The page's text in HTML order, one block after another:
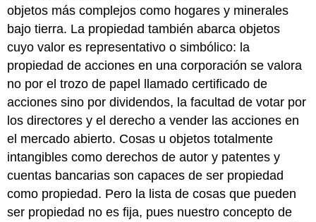
objetos más complejos como hogares y minerales
bajo tierra. La propiedad también abarca objetos
cuyo valor es representativo o simbólico: la
propiedad de acciones en una corporación se valora
no por el trozo de papel llamado certificado de
acciones sino por dividendos, la facultad de votar por
los directores y el derecho a vender las acciones en
el mercado abierto. Cosas u objetos totalmente
intangibles como derechos de autor y patentes y
cuentas bancarias son capaces de ser propiedad
como propiedad. Pero la lista de cosas que pueden
ser propiedad no es fija, pues nuestro concepto de